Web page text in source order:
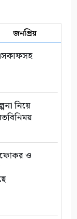
এলো
প্রকল্প
জনপ্রিয়
নিয়ে
ও